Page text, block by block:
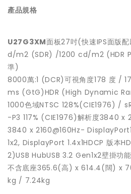
產品規格
U27G3XM面板27吋(快速IPS面版
d/m2 (SDR) /1200 cd/m2 (HDR
準)
8000萬:1 (DCR)可視角度178 度 /
ms (GtG)HDR (High Dynamic
1000色域NTSC 128%(CIE1976) /
-P3 117% (CIE1976)解析度3840 x
3840 x 2160@160Hz-
1x2, DisplayPort 1.4x1HDCP 版本
2)USB HubUSB 3.2 Gen1x2壁掛功
不含底座365.6(高) x 614.4(闊) x
kg / 7.24kg